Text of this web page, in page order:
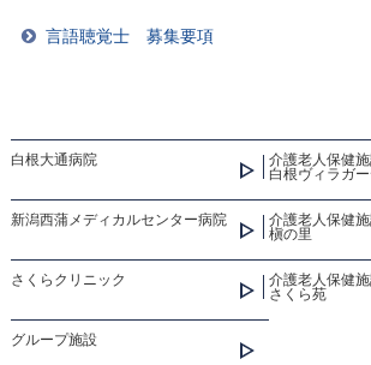
言語聴覚士 募集要項
白根大通病院
介護老人保健
白根ヴィラガ
新潟西蒲メディカルセンター病院
介護老人保健
槇の里
さくらクリニック
介護老人保健
さくら苑
グループ施設